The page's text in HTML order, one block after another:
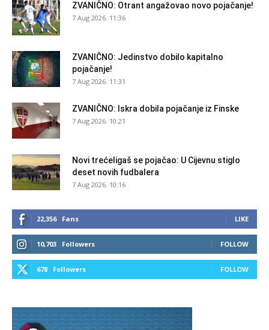
ZVANIČNO: Otrant angažovao novo pojačanje!
7 Aug 2026. 11:36
ZVANIČNO: Jedinstvo dobilo kapitalno
pojačanje!
7 Aug 2026. 11:31
ZVANIČNO: Iskra dobila pojačanje iz Finske
7 Aug 2026. 10:21
Novi trećeligaš se pojačao: U Cijevnu stiglo
deset novih fudbalera
7 Aug 2026. 10:16
22,356 Fans LIKE
10,703 Followers FOLLOW
678 Followers FOLLOW